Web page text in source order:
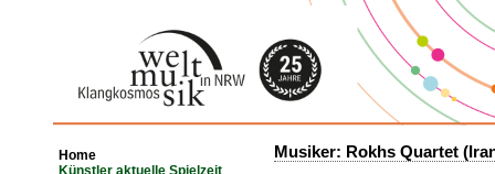
Home
Künstler aktuelle Spielzeit
Musiker: Rokhs Quartet